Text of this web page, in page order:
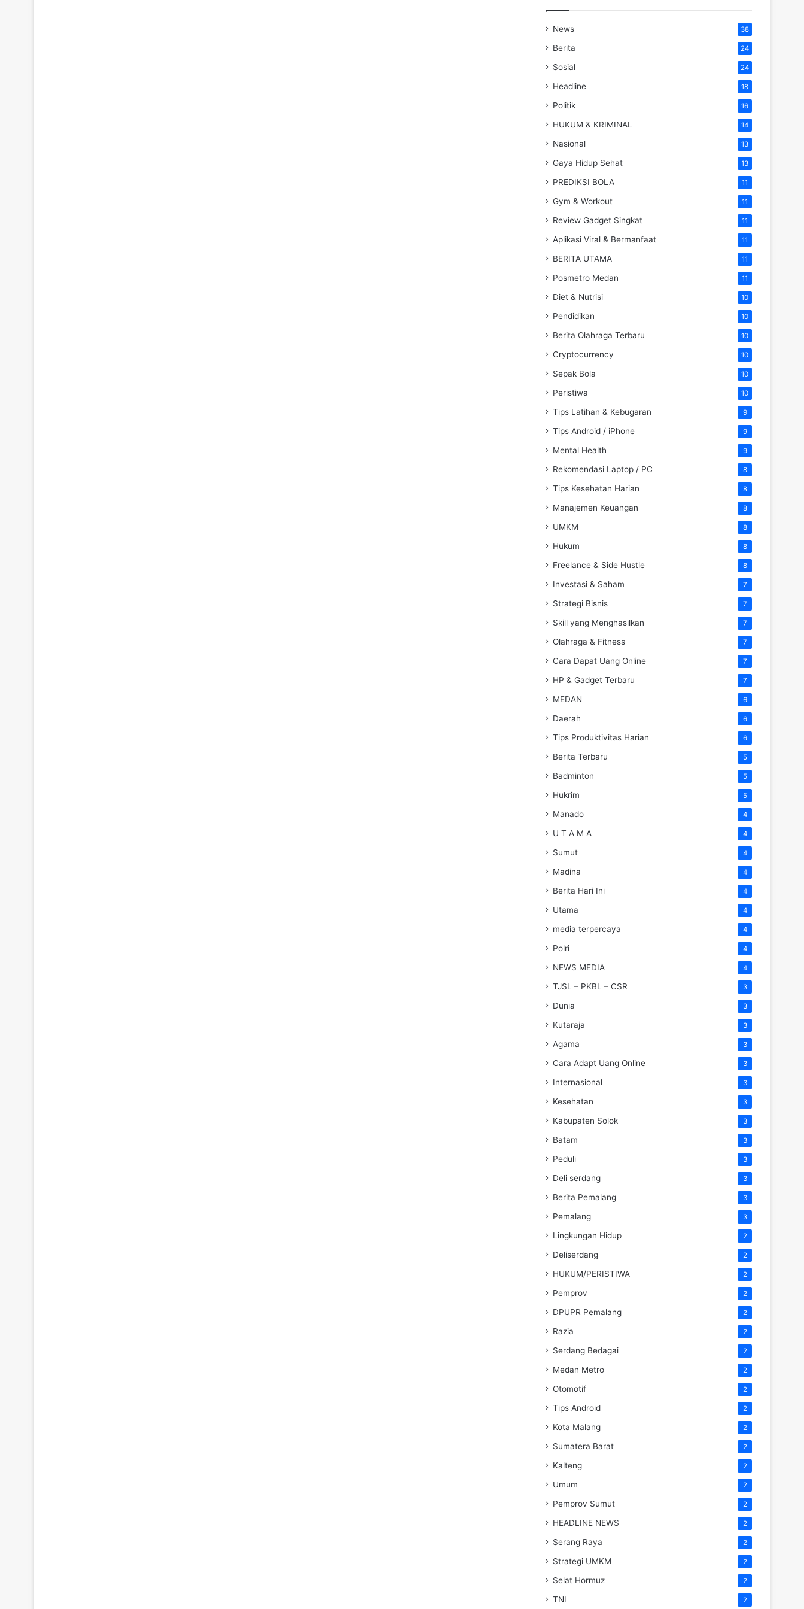
News 38
Berita 24
Sosial 24
Headline 18
Politik 16
HUKUM & KRIMINAL 14
Nasional 13
Gaya Hidup Sehat 13
PREDIKSI BOLA 11
Gym & Workout 11
Review Gadget Singkat 11
Aplikasi Viral & Bermanfaat 11
BERITA UTAMA 11
Posmetro Medan 11
Diet & Nutrisi 10
Pendidikan 10
Berita Olahraga Terbaru 10
Cryptocurrency 10
Sepak Bola 10
Peristiwa 10
Tips Latihan & Kebugaran 9
Tips Android / iPhone 9
Mental Health 9
Rekomendasi Laptop / PC 8
Tips Kesehatan Harian 8
Manajemen Keuangan 8
UMKM 8
Hukum 8
Freelance & Side Hustle 8
Investasi & Saham 7
Strategi Bisnis 7
Skill yang Menghasilkan 7
Olahraga & Fitness 7
Cara Dapat Uang Online 7
HP & Gadget Terbaru 7
MEDAN 6
Daerah 6
Tips Produktivitas Harian 6
Berita Terbaru 5
Badminton 5
Hukrim 5
Manado 4
U T A M A 4
Sumut 4
Madina 4
Berita Hari Ini 4
Utama 4
media terpercaya 4
Polri 4
NEWS MEDIA 4
TJSL – PKBL – CSR 3
Dunia 3
Kutaraja 3
Agama 3
Cara Adapt Uang Online 3
Internasional 3
Kesehatan 3
Kabupaten Solok 3
Batam 3
Peduli 3
Deli serdang 3
Berita Pemalang 3
Pemalang 3
Lingkungan Hidup 2
Deliserdang 2
HUKUM/PERISTIWA 2
Pemprov 2
DPUPR Pemalang 2
Razia 2
Serdang Bedagai 2
Medan Metro 2
Otomotif 2
Tips Android 2
Kota Malang 2
Sumatera Barat 2
Kalteng 2
Umum 2
Pemprov Sumut 2
HEADLINE NEWS 2
Serang Raya 2
Strategi UMKM 2
Selat Hormuz 2
TNI 2